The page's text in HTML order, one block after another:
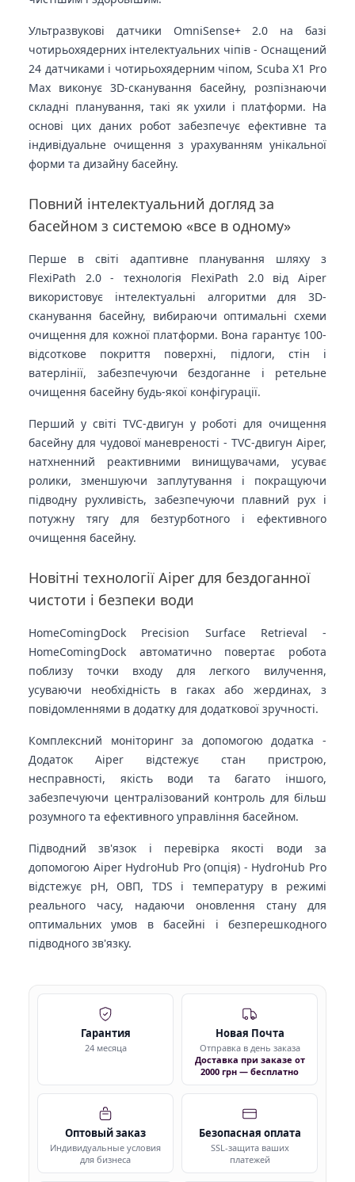
Ультразвукові датчики OmniSense+ 2.0 на базі
чотирьохядерних інтелектуальних чіпів - Оснащений
24 датчиками і чотирьохядерним чіпом, Scuba X1 Pro
Max виконує 3D-сканування басейну, розпізнаючи
складні планування, такі як ухили і платформи. На
основі цих даних робот забезпечує ефективне та
індивідуальне очищення з урахуванням унікальної
форми та дизайну басейну.
Повний інтелектуальний догляд за
басейном з системою «все в одному»
Перше в світі адаптивне планування шляху з
FlexiPath 2.0 - технологія FlexiPath 2.0 від Aiper
використовує інтелектуальні алгоритми для 3D-
сканування басейну, вибираючи оптимальні схеми
очищення для кожної платформи. Вона гарантує 100-
відсоткове покриття поверхні, підлоги, стін і
ватерлінії, забезпечуючи бездоганне і ретельне
очищення басейну будь-якої конфігурації.
Перший у світі TVC-двигун у роботі для очищення
басейну для чудової маневреності - TVC-двигун Aiper,
натхненний реактивними винищувачами, усуває
ролики, зменшуючи заплутування і покращуючи
підводну рухливість, забезпечуючи плавний рух і
потужну тягу для безтурботного і ефективного
очищення басейну.
Новітні технології Aiper для бездоганної
чистоти і безпеки води
HomeComingDock Precision Surface Retrieval -
HomeComingDock автоматично повертає робота
поблизу точки входу для легкого вилучення,
усуваючи необхідність в гаках або жердинах, з
повідомленнями в додатку для додаткової зручності.
Комплексний моніторинг за допомогою додатка -
Додаток Aiper відстежує стан пристрою,
несправності, якість води та багато іншого,
забезпечуючи централізований контроль для більш
розумного та ефективного управління басейном.
Підводний зв'язок і перевірка якості води за
допомогою Aiper HydroHub Pro (опція) - HydroHub Pro
відстежує pH, ОВП, TDS і температуру в режимі
реального часу, надаючи оновлення стану для
оптимальних умов в басейні і безперешкодного
підводного зв'язку.
Гарантия
24 месяца
Новая Почта
Отправка в день заказа
Доставка при заказе от
2000 грн — бесплатно
Оптовый заказ
Индивидуальные условия
для бизнеса
Безопасная оплата
SSL-защита ваших
платежей